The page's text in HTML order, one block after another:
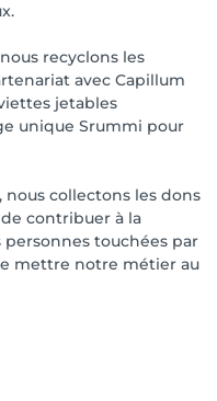
recyclons les
avec Capillum
jetables
unique Srummi pour
collectons les dons
contribuer à la
touchées par
mettre notre métier au